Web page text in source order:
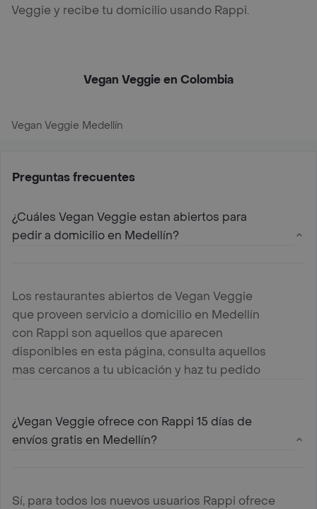
Veggie y recibe tu domicilio usando Rappi.
Vegan Veggie en Colombia
Vegan Veggie Medellín
Preguntas frecuentes
¿Cuáles Vegan Veggie estan abiertos para
pedir a domicilio en Medellín?
Los restaurantes abiertos de Vegan Veggie
que proveen servicio a domicilio en Medellín
con Rappi son aquellos que aparecen
disponibles en esta página, consulta aquellos
mas cercanos a tu ubicación y haz tu pedido
¿Vegan Veggie ofrece con Rappi 15 días de
envíos gratis en Medellín?
Sí, para todos los nuevos usuarios Rappi ofrece